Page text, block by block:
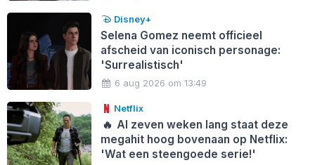
Disney+
Selena Gomez neemt officieel
afscheid van iconisch personage:
'Surrealistisch'
6 aug 2026 om 13:49
Netflix
🔥 Al zeven weken lang staat deze
megahit hoog bovenaan op Netflix:
'Wat een steengoede serie!'